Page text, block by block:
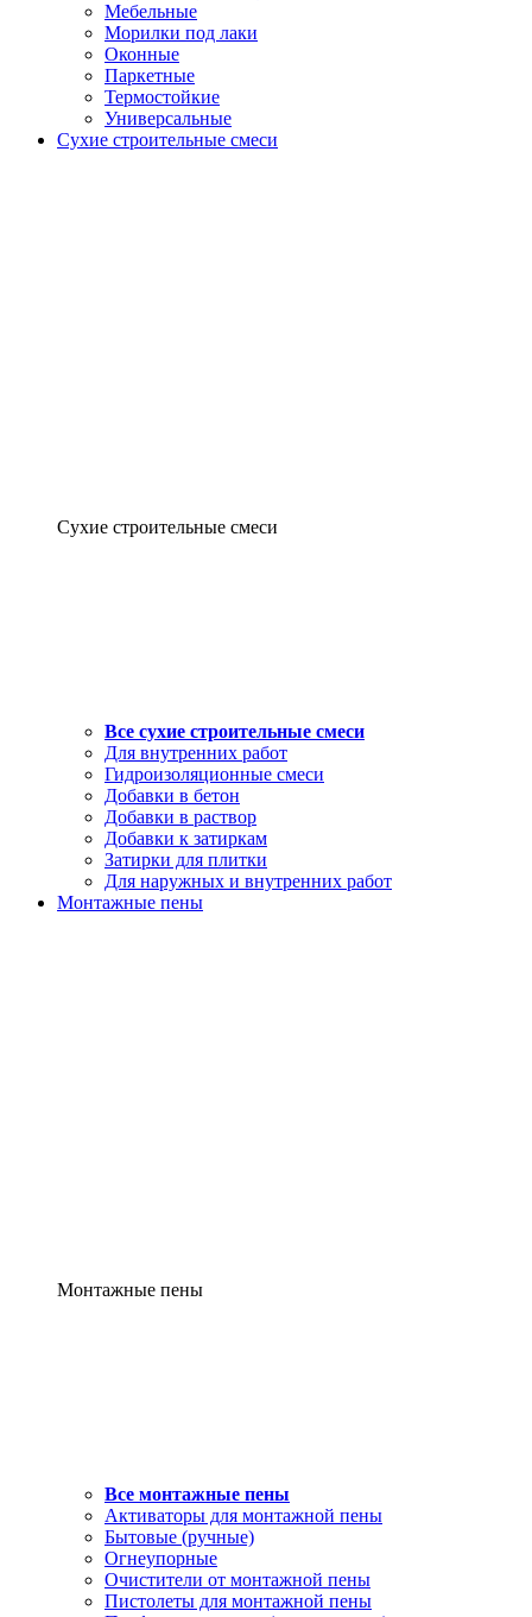
Мебельные
Морилки под лаки
Оконные
Паркетные
Термостойкие
Универсальные
Сухие строительные смеси
Сухие строительные смеси
Все сухие строительные смеси
Для внутренних работ
Гидроизоляционные смеси
Добавки в бетон
Добавки в раствор
Добавки к затиркам
Затирки для плитки
Для наружных и внутренних работ
Монтажные пены
Монтажные пены
Все монтажные пены
Активаторы для монтажной пены
Бытовые (ручные)
Огнеупорные
Очистители от монтажной пены
Пистолеты для монтажной пены